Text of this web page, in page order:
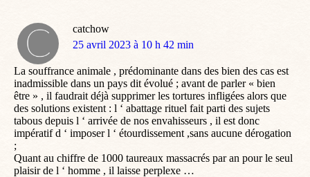
catchow
dit
25 avril 2023 à 10 h 42 min
La souffrance animale , prédominante dans des bien des cas est
inadmissible dans un pays dit évolué ; avant de parler « bien
être » , il faudrait déjà supprimer les tortures infligées alors que
des solutions existent : l ‘ abattage rituel fait parti des sujets
tabous depuis l ‘ arrivée de nos envahisseurs , il est donc
impératif d ‘ imposer l ‘ étourdissement ,sans aucune dérogation
;
Quant au chiffre de 1000 taureaux massacrés par an pour le seul
plaisir de l ‘ homme , il laisse perplexe …